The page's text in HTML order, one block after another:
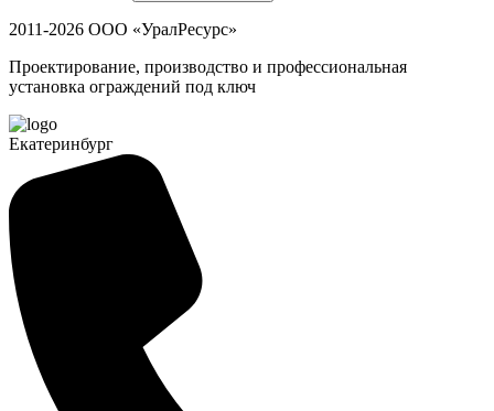
2011-2026 ООО «УралРесурс»
Проектирование, производство и профессиональная
установка ограждений под ключ
Екатеринбург